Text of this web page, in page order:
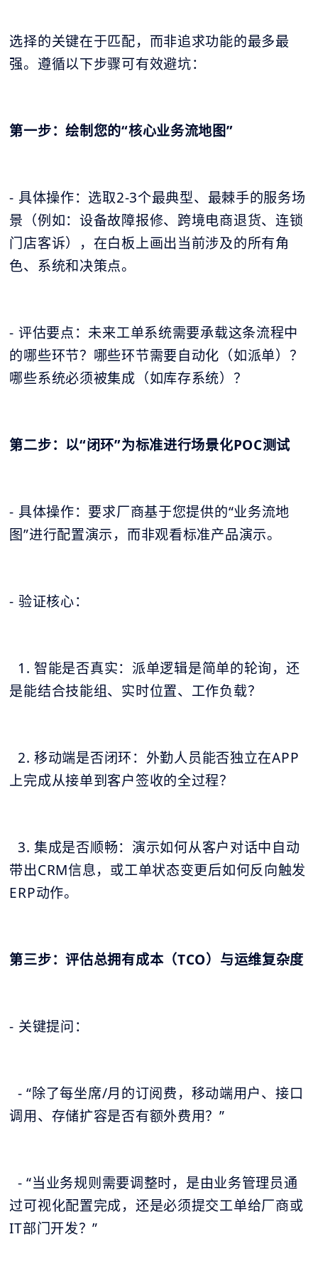
选择的关键在于匹配，而非追求功能的最多最
强。遵循以下步骤可有效避坑：
第一步：绘制您的“核心业务流地图”
- 具体操作：选取2-3个最典型、最棘手的服务场
景（例如：设备故障报修、跨境电商退货、连锁
门店客诉），在白板上画出当前涉及的所有角
色、系统和决策点。
- 评估要点：未来工单系统需要承载这条流程中
的哪些环节？哪些环节需要自动化（如派单）？
哪些系统必须被集成（如库存系统）？
第二步：以“闭环”为标准进行场景化POC测试
- 具体操作：要求厂商基于您提供的“业务流地
图”进行配置演示，而非观看标准产品演示。
- 验证核心：
1. 智能是否真实：派单逻辑是简单的轮询，还
是能结合技能组、实时位置、工作负载？
2. 移动端是否闭环：外勤人员能否独立在APP
上完成从接单到客户签收的全过程？
3. 集成是否顺畅：演示如何从客户对话中自动
带出CRM信息，或工单状态变更后如何反向触发
ERP动作。
第三步：评估总拥有成本（TCO）与运维复杂度
- 关键提问：
- “除了每坐席/月的订阅费，移动端用户、接口
调用、存储扩容是否有额外费用？”
- “当业务规则需要调整时，是由业务管理员通
过可视化配置完成，还是必须提交工单给厂商或
IT部门开发？”